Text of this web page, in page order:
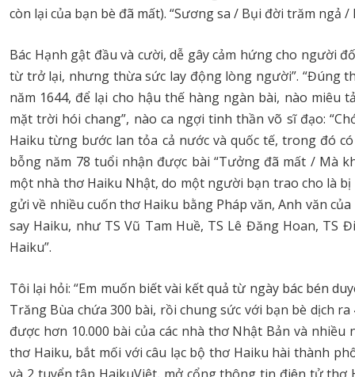
còn lại của bạn bè đã mất). “Sương sa / Bụi đời trăm ngả
Bác Hạnh gật đầu và cười, dễ gây cảm hứng cho người
từ trở lại, nhưng thừa sức lay động lòng người”. “Đúng
năm 1644, để lại cho hậu thế hàng ngàn bài, nào miêu
mặt trời hói chang”, nào ca ngợi tinh thần võ sĩ đạo:
Haiku từng bước lan tỏa cả nước và quốc tế, trong đó
bỗng năm 78 tuổi nhận được bài “Tưởng đã mất / Mà
một nhà thơ Haiku Nhật, do một người bạn trao cho là
gửi về nhiều cuốn thơ Haiku bằng Pháp văn, Anh văn
say Haiku, như TS Vũ Tam Huề, TS Lê Đăng Hoan,
Haiku”.
Tôi lại hỏi: “Em muốn biết vài kết quả từ ngày bác bén
Trăng Bùa chứa 300 bài, rồi chung sức với bạn bè dịch
được hơn 10.000 bài của các nhà thơ Nhật Bản và
thơ Haiku, bắt mối với câu lạc bộ thơ Haiku hài thành